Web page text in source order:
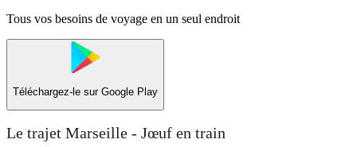
Tous vos besoins de voyage en un seul endroit
Téléchargez-le sur Google Play
Le trajet Marseille - Jœuf en train